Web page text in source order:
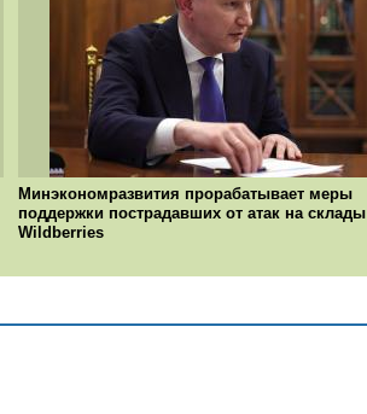
Минэкономразвития прорабатывает меры
поддержки пострадавших от атак на склады
Wildberries